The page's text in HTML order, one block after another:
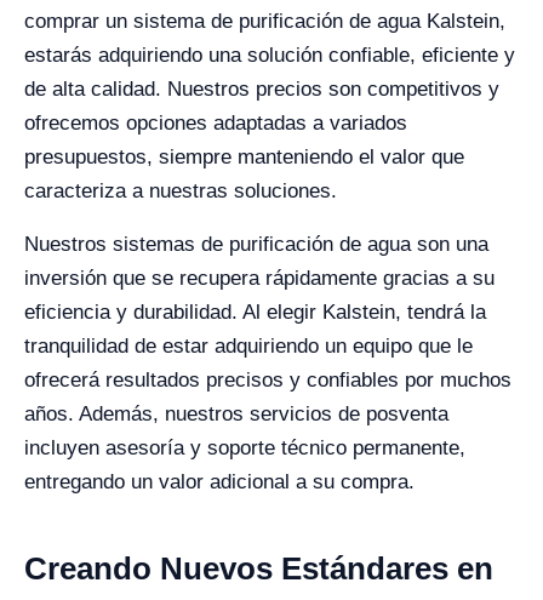
comprar un sistema de purificación de agua Kalstein,
estarás adquiriendo una solución confiable, eficiente y
de alta calidad. Nuestros precios son competitivos y
ofrecemos opciones adaptadas a variados
presupuestos, siempre manteniendo el valor que
caracteriza a nuestras soluciones.
Nuestros sistemas de purificación de agua son una
inversión que se recupera rápidamente gracias a su
eficiencia y durabilidad. Al elegir Kalstein, tendrá la
tranquilidad de estar adquiriendo un equipo que le
ofrecerá resultados precisos y confiables por muchos
años. Además, nuestros servicios de posventa
incluyen asesoría y soporte técnico permanente,
entregando un valor adicional a su compra.
Creando Nuevos Estándares en